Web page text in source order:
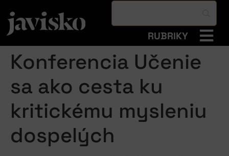
RUBRIKY
Konferencia Učenie
sa ako cesta ku
kritickému mysleniu
dospelých